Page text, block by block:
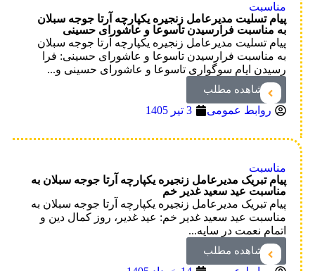
مناسبت
پیام تسلیت مدیرعامل زنجیره یکپارچه آرتا جوجه سبلان
به مناسبت فرارسیدن تاسوعا و عاشورای حسینی
پیام تسلیت مدیرعامل زنجیره یکپارچه آرتا جوجه سبلان
به مناسبت فرارسیدن تاسوعا و عاشورای حسینی: فرا
رسیدن ایام سوگواری تاسوعا و عاشورای حسینی و...
مشاهده مطلب
روابط عمومی 3 تیر 1405
مناسبت
پیام تبریک مدیرعامل زنجیره یکپارچه آرتا جوجه سبلان به
مناسبت عید سعید غدیر خم
پیام تبریک مدیرعامل زنجیره یکپارچه آرتا جوجه سبلان به
مناسبت عید سعید غدیر خم: عید غدیر، روز کمال دین و
اتمام نعمت در سایه...
مشاهده مطلب